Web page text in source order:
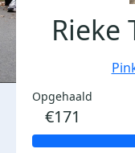
Rieke
Opgehaald
€171